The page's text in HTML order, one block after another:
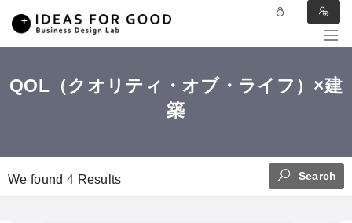
QOL（クオリティ・オブ・ライフ）×建
築
We found 4 Results Search